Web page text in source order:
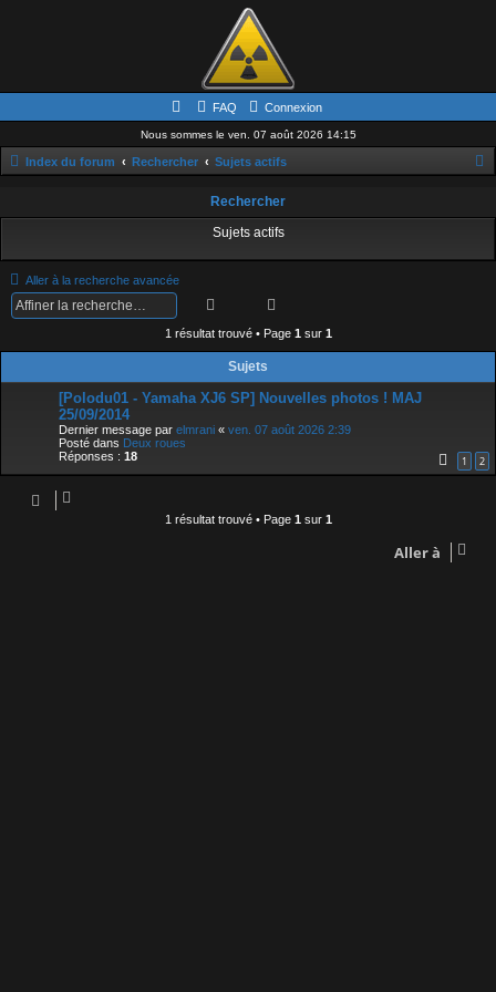
FAQ Connexion
Nous sommes le ven. 07 août 2026 14:15
Index du forum Rechercher Sujets actifs
Rechercher
Sujets actifs
Aller à la recherche avancée
Rechercher
1 résultat trouvé • Page 1 sur 1
Sujets
[Polodu01 - Yamaha XJ6 SP] Nouvelles photos ! MAJ
25/09/2014
Dernier message par elmrani « ven. 07 août 2026 2:39
Posté dans Deux roues
Réponses : 18 1 2
1 résultat trouvé • Page 1 sur 1
Aller à